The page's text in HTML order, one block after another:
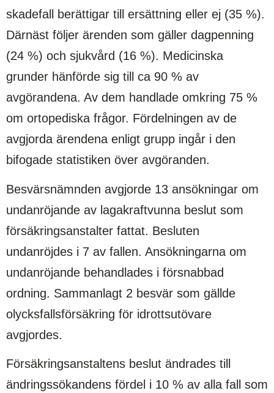
skadefall berättigar till ersättning eller ej (35 %).
Därnäst följer ärenden som gäller dagpenning
(24 %) och sjukvård (16 %). Medicinska
grunder hänförde sig till ca 90 % av
avgörandena. Av dem handlade omkring 75 %
om ortopediska frågor. Fördelningen av de
avgjorda ärendena enligt grupp ingår i den
bifogade statistiken över avgöranden.
Besvärsnämnden avgjorde 13 ansökningar om
undanröjande av lagakraftvunna beslut som
försäkringsanstalter fattat. Besluten
undanröjdes i 7 av fallen. Ansökningarna om
undanröjande behandlades i försnabbad
ordning. Sammanlagt 2 besvär som gällde
olycksfallsförsäkring för idrottsutövare
avgjordes.
Försäkringsanstaltens beslut ändrades till
ändringssökandens fördel i 10 % av alla fall som